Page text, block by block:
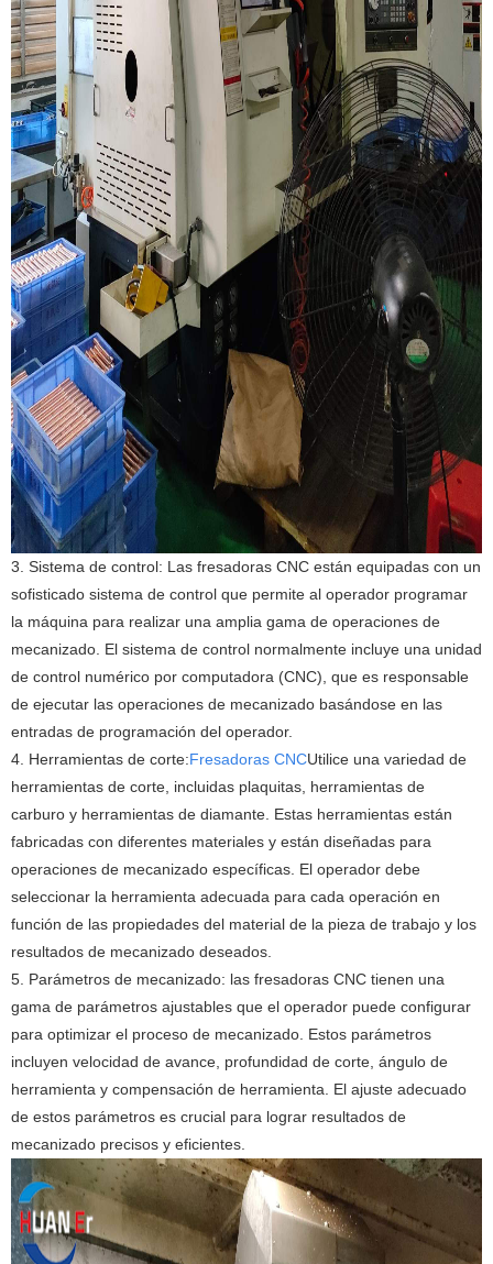
3. Sistema de control: Las fresadoras CNC están equipadas con un
sofisticado sistema de control que permite al operador programar
la máquina para realizar una amplia gama de operaciones de
mecanizado. El sistema de control normalmente incluye una unidad
de control numérico por computadora (CNC), que es responsable
de ejecutar las operaciones de mecanizado basándose en las
entradas de programación del operador.
4. Herramientas de corte:Fresadoras CNCUtilice una variedad de
herramientas de corte, incluidas plaquitas, herramientas de
carburo y herramientas de diamante. Estas herramientas están
fabricadas con diferentes materiales y están diseñadas para
operaciones de mecanizado específicas. El operador debe
seleccionar la herramienta adecuada para cada operación en
función de las propiedades del material de la pieza de trabajo y los
resultados de mecanizado deseados.
5. Parámetros de mecanizado: las fresadoras CNC tienen una
gama de parámetros ajustables que el operador puede configurar
para optimizar el proceso de mecanizado. Estos parámetros
incluyen velocidad de avance, profundidad de corte, ángulo de
herramienta y compensación de herramienta. El ajuste adecuado
de estos parámetros es crucial para lograr resultados de
mecanizado precisos y eficientes.